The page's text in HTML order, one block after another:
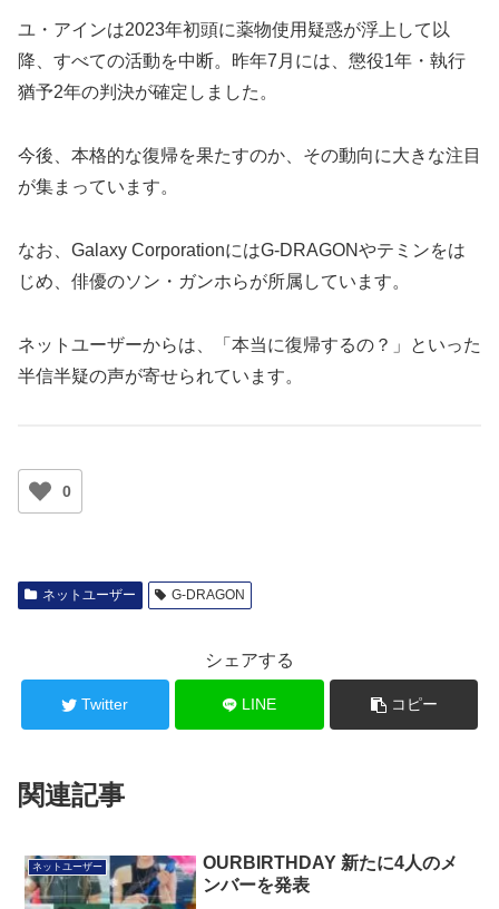
ユ・アインは2023年初頭に薬物使用疑惑が浮上して以
降、すべての活動を中断。昨年7月には、懲役1年・執行
猶予2年の判決が確定しました。
今後、本格的な復帰を果たすのか、その動向に大きな注目
が集まっています。
なお、Galaxy CorporationにはG-DRAGONやテミンをは
じめ、俳優のソン・ガンホらが所属しています。
ネットユーザーからは、「本当に復帰するの？」といった
半信半疑の声が寄せられています。
0
ネットユーザー G-DRAGON
シェアする
Twitter LINE コピー
関連記事
ネットユーザー
OURBIRTHDAY 新たに4人のメ
ンバーを発表